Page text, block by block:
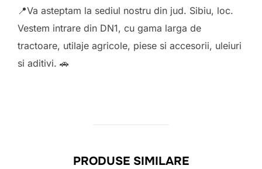
📍Va asteptam la sediul nostru din jud. Sibiu, loc.
Vestem intrare din DN1, cu gama larga de
tractoare, utilaje agricole, piese si accesorii, uleiuri
si aditivi. 🚗
PRODUSE SIMILARE